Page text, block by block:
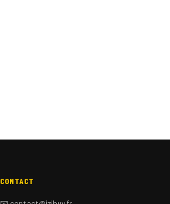
CONTACT